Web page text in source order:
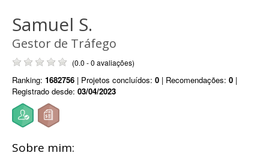
Samuel S.
Gestor de Tráfego
(0.0 - 0 avaliações)
Ranking: 1682756 | Projetos concluídos: 0 | Recomendações: 0 |
Registrado desde: 03/04/2023
Sobre mim: